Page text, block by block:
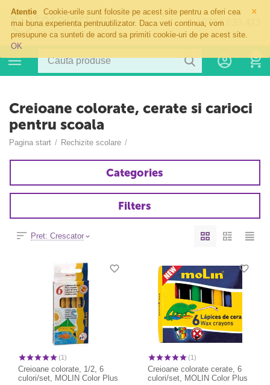
×
Atentie
Cookie-urile sunt folosite pe acest site pentru a oferi cea
mai buna experienta pentruutilizator. Daca veti continua, vom
presupune ca sunteti de acord sa primiti cookie-uri de pe acest site.
OK
0724.633.423
Creioane colorate, cerate si carioci
pentru scoala
Pagina start / Rechizite scolare /
Categories
Filters
Pret: Crescator
(1)
Creioane colorate, 1/2, 6
culori/set, MOLIN Color Plus
(1)
Creioane colorate cerate, 6
culori/set, MOLIN Color Plus